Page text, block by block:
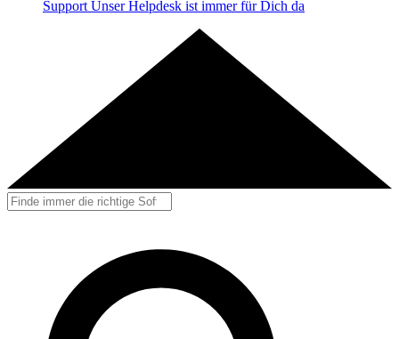
Support Unser Helpdesk ist immer für Dich da